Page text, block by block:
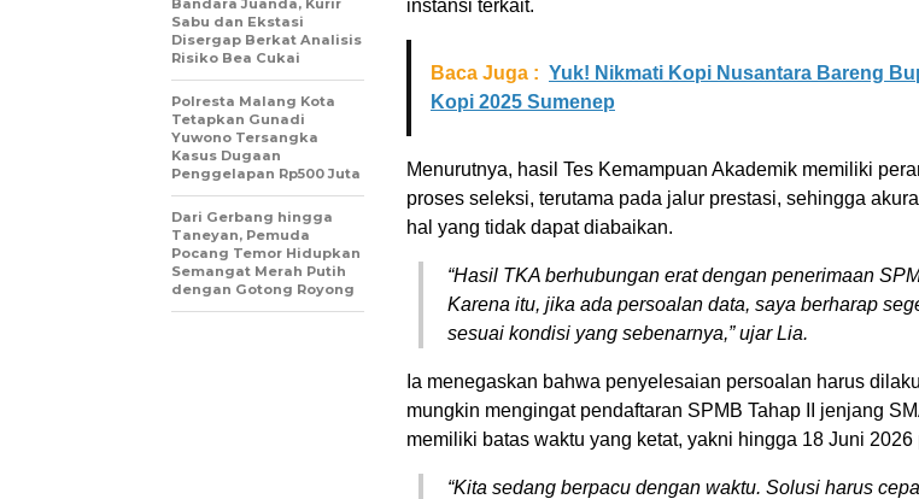
instansi terkait.
Baca Juga : Yuk! Nikmati Kopi Nusantara Bareng
Kopi 2025 Sumenep
Menurutnya, hasil Tes Kemampuan Akademik memiliki
proses seleksi, terutama pada jalur prestasi, sehingga
hal yang tidak dapat diabaikan.
“Hasil TKA berhubungan erat dengan penerimaan
Karena itu, jika ada persoalan data, saya berharap
sesuai kondisi yang sebenarnya,” ujar Lia.
Ia menegaskan bahwa penyelesaian persoalan harus
mungkin mengingat pendaftaran SPMB Tahap II jenjang
memiliki batas waktu yang ketat, yakni hingga 18 Juni 2026
“Kita sedang berpacu dengan waktu. Solusi harus
Sabu dan Ekstasi
Disergap Berkat Analisis
Risiko Bea Cukai
Polresta Malang Kota
Tetapkan Gunadi
Yuwono Tersangka
Kasus Dugaan
Penggelapan Rp500 Juta
Dari Gerbang hingga
Taneyan, Pemuda
Pocang Temor Hidupkan
Semangat Merah Putih
dengan Gotong Royong